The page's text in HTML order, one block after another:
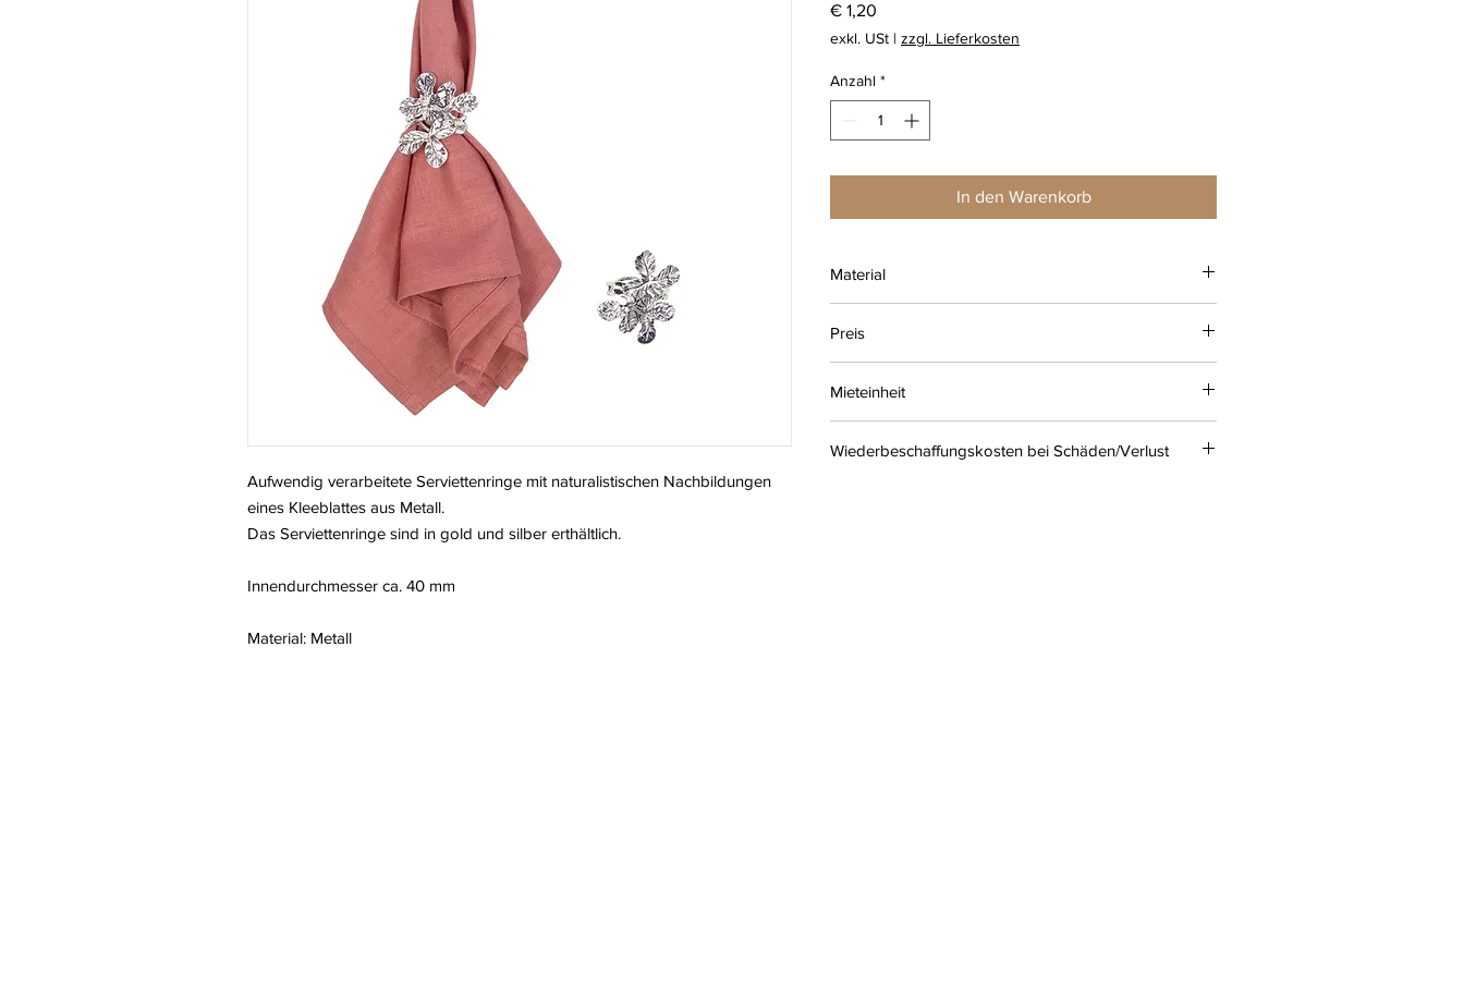
Aufwendig verarbeitete Serviettenringe mit naturalistischen Nachbildungen
eines Kleeblattes aus Metall.
Das Serviettenringe sind in gold und silber erthältlich.
Innendurchmesser ca. 40 mm
Material: Metall
€ 1,20
exkl. USt | zzgl. Lieferkosten
Anzahl *
In den Warenkorb
Material
Preis
Mieteinheit
Wiederbeschaffungskosten bei Schäden/Verlust